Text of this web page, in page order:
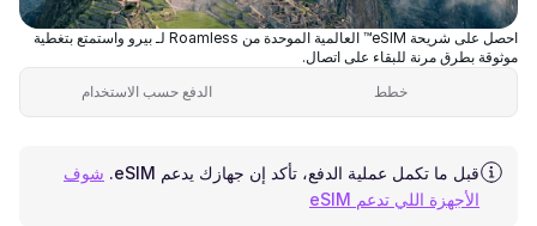
احصل على شريحة eSIM™ العالمية الموحدة من Roamless لـ بيرو واستمتع بتغطية
موثوقة بطرق مرنة للبقاء على اتصال.
خطط
الدفع حسب الاستخدام
قبل ما تكمل عملية الدفع، تأكد إن جهازك يدعم eSIM.
شوف
الأجهزة اللي تدعم eSIM